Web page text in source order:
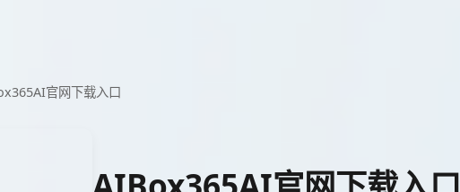
官网下载入口